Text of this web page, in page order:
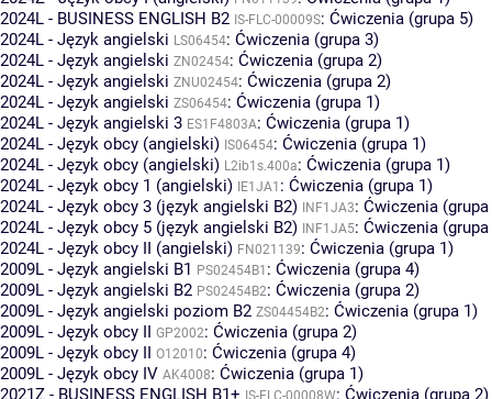
2024L - BUSINESS ENGLISH B2 IS-FLC-00009S: Ćwiczenia (grupa 5)
2024L - Język angielski LS06454: Ćwiczenia (grupa 3)
2024L - Język angielski ZN02454: Ćwiczenia (grupa 2)
2024L - Język angielski ZNU02454: Ćwiczenia (grupa 2)
2024L - Język angielski ZS06454: Ćwiczenia (grupa 1)
2024L - Język angielski 3 ES1F4803A: Ćwiczenia (grupa 1)
2024L - Język obcy (angielski) IS06454: Ćwiczenia (grupa 1)
2024L - Język obcy (angielski) L2ib1s.400a: Ćwiczenia (grupa 1)
2024L - Język obcy 1 (angielski) IE1JA1 : Ćwiczenia (grupa 1)
2024L - Język obcy 3 (język angielski B2) INF1JA3: Ćwiczenia (grupa
2024L - Język obcy 5 (język angielski B2) INF1JA5: Ćwiczenia (grupa
2024L - Język obcy II (angielski) FN021139: Ćwiczenia (grupa 1)
2009L - Język angielski B1 PS02454B1 : Ćwiczenia (grupa 4)
2009L - Język angielski B2 PS02454B2: Ćwiczenia (grupa 2)
2009L - Język angielski poziom B2 ZS04454B2: Ćwiczenia (grupa 1)
2009L - Język obcy II GP2002: Ćwiczenia (grupa 2)
2009L - Język obcy II O12010: Ćwiczenia (grupa 4)
2009L - Język obcy IV AK4008: Ćwiczenia (grupa 1)
2021Z - BUSINESS ENGLISH B1+ IS-FLC-00008W: Ćwiczenia (grupa 2)